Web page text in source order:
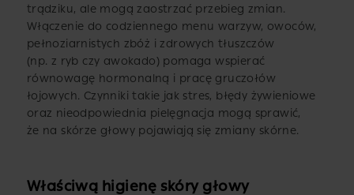
trądziku, ale mogą zaostrzać przebieg zmian.
Włączenie do codziennego menu warzyw, owoców,
pełnoziarnistych zbóż i zdrowych tłuszczów
(np. z ryb czy awokado) pomaga wspierać
równowagę hormonalną i pracę gruczołów
łojowych. Czynniki takie jak stres, błędy żywieniowe
oraz nieodpowiednia pielęgnacja mogą sprawić,
że na skórze głowy pojawiają się zmiany skórne.
Właściwą higienę skóry głowy